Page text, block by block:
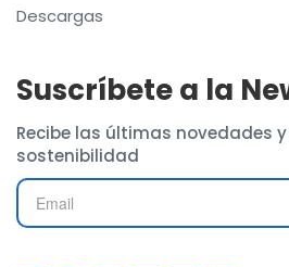
Descargas
Suscríbete a la
Recibe las últimas novedades
sostenibilidad